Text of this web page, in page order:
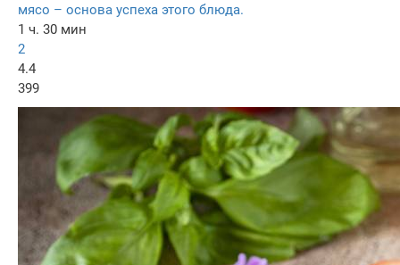
мясо – основа успеха этого блюда.
1 ч. 30 мин
2
4.4
399